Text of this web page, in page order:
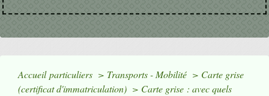
Accueil particuliers > Transports - Mobilité > Carte grise
(certificat d'immatriculation) > Carte grise : avec quels